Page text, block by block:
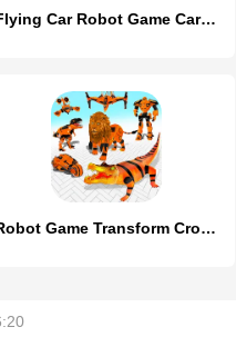
Flying Car Robot Game Car Game
Robot Game Transform Crocodile